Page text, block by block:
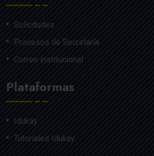
Solicitudes
Procesos de Secretaría
Correo institucional
Plataformas
Idukay
Tutoriales Idukay